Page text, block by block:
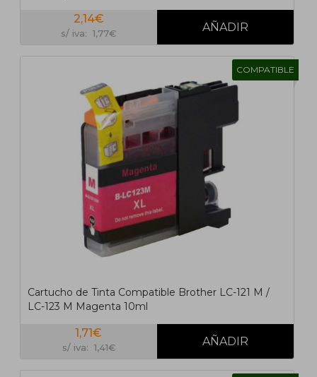
2,14€
s/ iva: 1,77€
COMPATIBLE
Cartucho de Tinta Compatible Brother LC-121 M /
LC-123 M Magenta 10ml
1,71€
s/ iva: 1,41€